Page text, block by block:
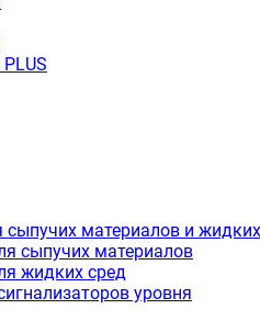
материалов и жидких
сыпучих материалов
жидких сред
уровня